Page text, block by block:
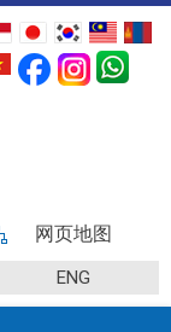
网页地图
ENG